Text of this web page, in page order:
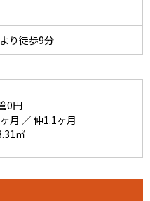
り徒歩9分
0円
月 ／ 仲1.1ヶ月
㎡